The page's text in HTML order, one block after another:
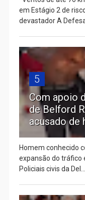
em Estágio 2 de
devastador A
5
Com apoio
de Belford
acusado de
Homem conhecido
expansão do tráfico
Policiais civis da Del...